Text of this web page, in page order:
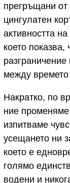
прегръщани
цингулатен
активността
което
между времето
Накратко, по
ние променяме
изпитваме
усещането ни
което е
голямо
водени и